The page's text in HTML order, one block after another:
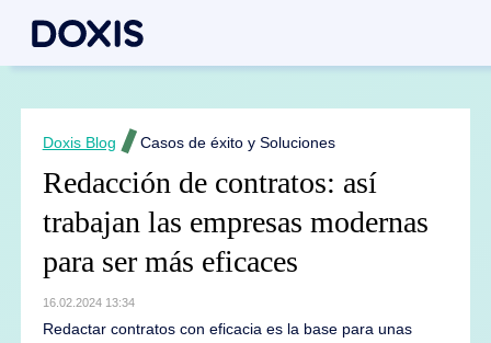
Doxis Blog Casos de éxito y Soluciones
Redacción de contratos: así
trabajan las empresas modernas
para ser más eficaces
16.02.2024 13:34
Redactar contratos con eficacia es la base para unas